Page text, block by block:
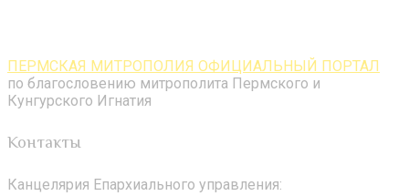
ПЕРМСКАЯ МИТРОПОЛИЯ ОФИЦИАЛЬНЫЙ ПОРТАЛ
по благословению митрополита Пермского и
Кунгурского Игнатия
Контакты
Канцелярия Епархиального управления: